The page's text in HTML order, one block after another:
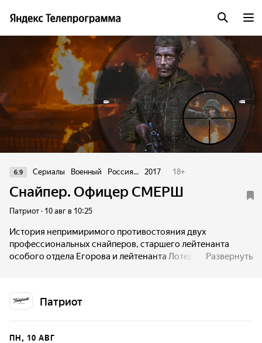
6.9 Сериалы Военный Россия... 2017 18+
Снайпер. Офицер СМЕРШ
Патриот · 10 авг в 10:25
История непримиримого противостояния двух
профессиональных снайперов, старшего лейтенанта
особого отдела Егорова и лейтенанта Лотера ФонРазвернуть
Патриот
ПН, 10 АВГ